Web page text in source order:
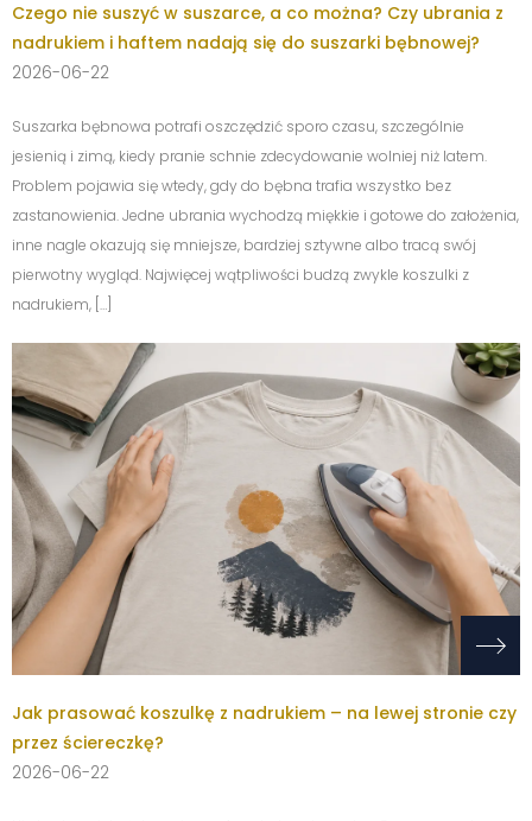
Czego nie suszyć w suszarce, a co można? Czy ubrania z
nadrukiem i haftem nadają się do suszarki bębnowej?
2026-06-22
Suszarka bębnowa potrafi oszczędzić sporo czasu, szczególnie
jesienią i zimą, kiedy pranie schnie zdecydowanie wolniej niż latem.
Problem pojawia się wtedy, gdy do bębna trafia wszystko bez
zastanowienia. Jedne ubrania wychodzą miękkie i gotowe do założenia,
inne nagle okazują się mniejsze, bardziej sztywne albo tracą swój
pierwotny wygląd. Najwięcej wątpliwości budzą zwykle koszulki z
nadrukiem, […]
Jak prasować koszulkę z nadrukiem – na lewej stronie czy
przez ściereczkę?
2026-06-22